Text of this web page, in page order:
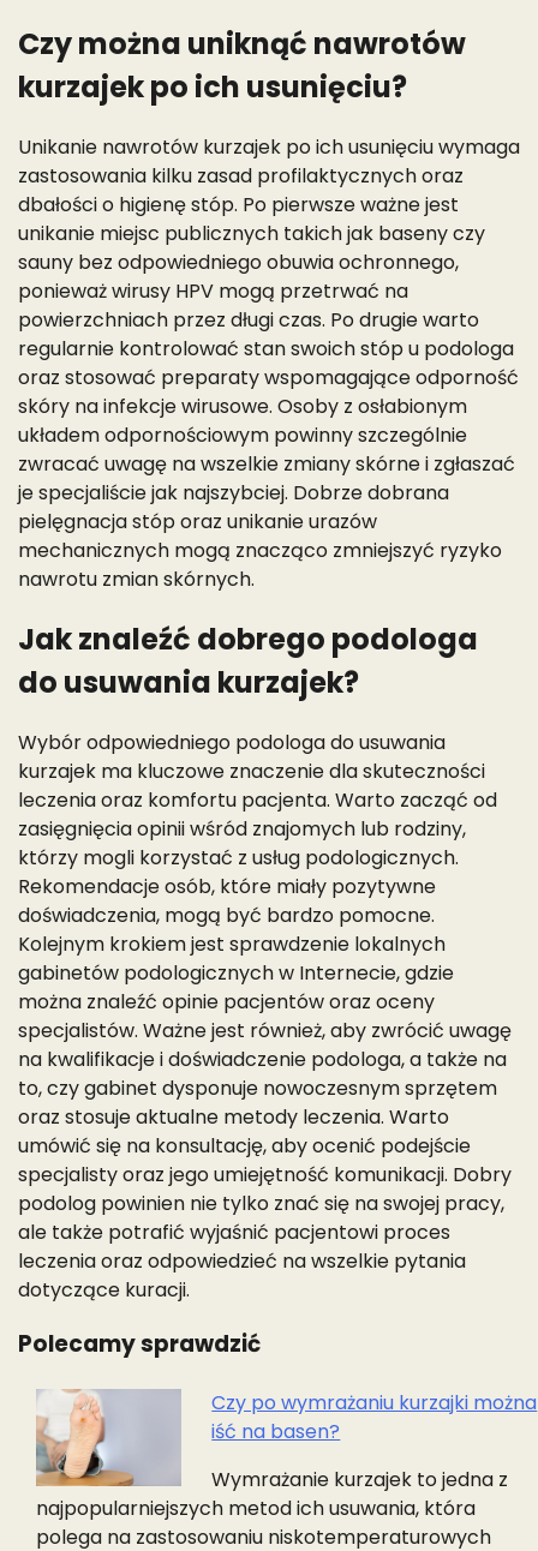
Czy można uniknąć nawrotów
kurzajek po ich usunięciu?
Unikanie nawrotów kurzajek po ich usunięciu wymaga
zastosowania kilku zasad profilaktycznych oraz
dbałości o higienę stóp. Po pierwsze ważne jest
unikanie miejsc publicznych takich jak baseny czy
sauny bez odpowiedniego obuwia ochronnego,
ponieważ wirusy HPV mogą przetrwać na
powierzchniach przez długi czas. Po drugie warto
regularnie kontrolować stan swoich stóp u podologa
oraz stosować preparaty wspomagające odporność
skóry na infekcje wirusowe. Osoby z osłabionym
układem odpornościowym powinny szczególnie
zwracać uwagę na wszelkie zmiany skórne i zgłaszać
je specjaliście jak najszybciej. Dobrze dobrana
pielęgnacja stóp oraz unikanie urazów
mechanicznych mogą znacząco zmniejszyć ryzyko
nawrotu zmian skórnych.
Jak znaleźć dobrego podologa
do usuwania kurzajek?
Wybór odpowiedniego podologa do usuwania
kurzajek ma kluczowe znaczenie dla skuteczności
leczenia oraz komfortu pacjenta. Warto zacząć od
zasięgnięcia opinii wśród znajomych lub rodziny,
którzy mogli korzystać z usług podologicznych.
Rekomendacje osób, które miały pozytywne
doświadczenia, mogą być bardzo pomocne.
Kolejnym krokiem jest sprawdzenie lokalnych
gabinetów podologicznych w Internecie, gdzie
można znaleźć opinie pacjentów oraz oceny
specjalistów. Ważne jest również, aby zwrócić uwagę
na kwalifikacje i doświadczenie podologa, a także na
to, czy gabinet dysponuje nowoczesnym sprzętem
oraz stosuje aktualne metody leczenia. Warto
umówić się na konsultację, aby ocenić podejście
specjalisty oraz jego umiejętność komunikacji. Dobry
podolog powinien nie tylko znać się na swojej pracy,
ale także potrafić wyjaśnić pacjentowi proces
leczenia oraz odpowiedzieć na wszelkie pytania
dotyczące kuracji.
Polecamy sprawdzić
Czy po wymrażaniu kurzajki można
iść na basen?
Wymrażanie kurzajek to jedna z
najpopularniejszych metod ich usuwania, która
polega na zastosowaniu niskotemperaturowych
Nawigacja
wpisu